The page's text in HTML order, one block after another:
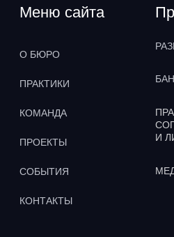
Политика Конфиденциальности
«Плешаков, Ушкалов и партнёры»